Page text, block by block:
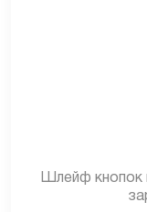
Шлейф кнопок